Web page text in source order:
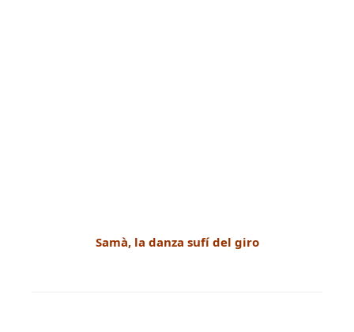
Samà, la danza sufí del giro